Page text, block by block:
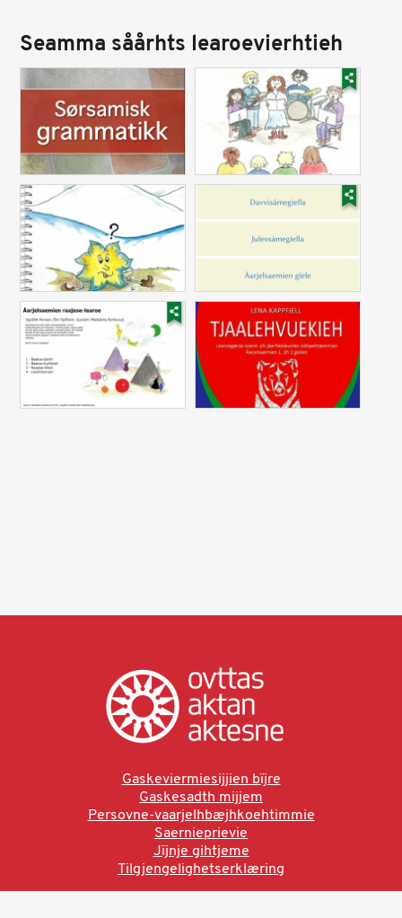
Seamma såårhts learoevierhtieh
Gaskeviermiesijjien bïjre
Gaskesadth mijjem
Persovne-vaarjelhbæjhkoehtimmie
Saernieprievie
Jïjnje gihtjeme
Tilgjengelighetserklæring